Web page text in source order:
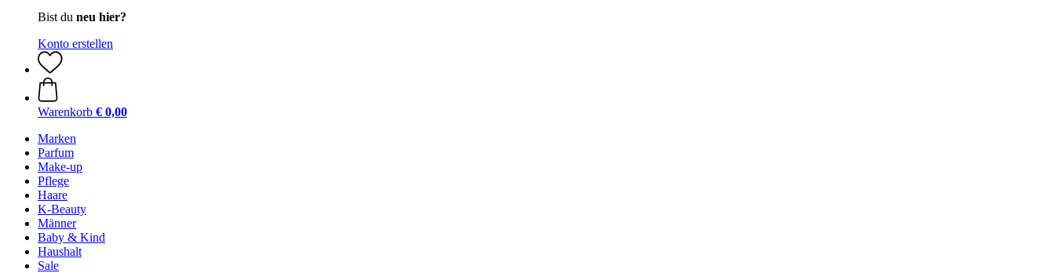
Bist du neu hier?
Konto erstellen
Warenkorb € 0,00
Marken
Parfum
Make-up
Pflege
Haare
K-Beauty
Männer
Baby & Kind
Haushalt
Sale